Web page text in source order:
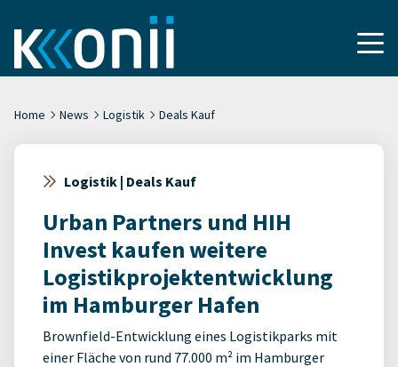
Home News Logistik Deals Kauf
Logistik | Deals Kauf
Urban Partners und HIH
Invest kaufen weitere
Logistikprojektentwicklung
im Hamburger Hafen
Brownfield-Entwicklung eines Logistikparks mit
einer Fläche von rund 77.000 m² im Hamburger